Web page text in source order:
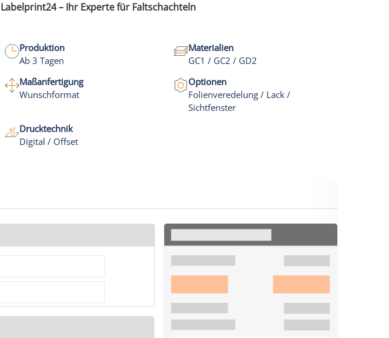
Labelprint24 – Ihr Experte für Faltschachteln
Produktion
Ab 3 Tagen
Materialien
GC1 / GC2 / GD2
Maßanfertigung
Wunschformat
Optionen
Folienveredelung / Lack /
Sichtfenster
Drucktechnik
Digital / Offset